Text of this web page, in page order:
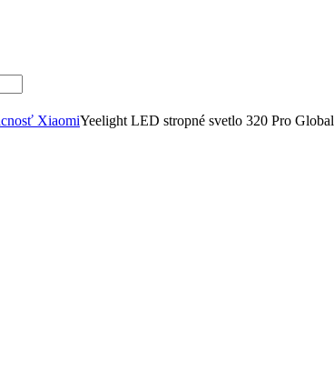
XiaomiYeelight LED stropné svetlo 320 Pro Global